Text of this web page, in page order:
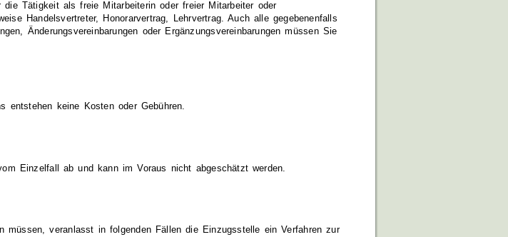
die Tätigkeit als freie Mitarbeiterin oder freier Mitarbeiter oder
Handelsvertreter, Honorarvertrag, Lehrvertrag. Auch alle gegebenenfalls
Änderungsvereinbarungen oder Ergänzungsvereinbarungen müssen Sie
entstehen keine Kosten oder Gebühren.
Einzelfall ab und kann im Voraus nicht abgeschätzt werden.
müssen, veranlasst in folgenden Fällen die Einzugsstelle ein Verfahren zur